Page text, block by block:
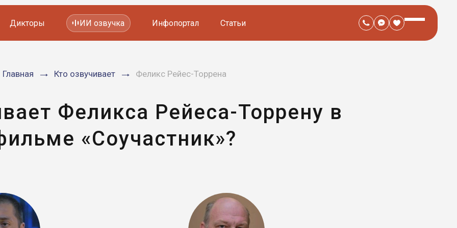
Мультфильмов
Дикторы ИИ озвучка Инфопортал Статьи
Главная Кто озвучивает Феликс Рейес-Торрена
Феликса Рейеса-Торрену в
«Соучастник»?